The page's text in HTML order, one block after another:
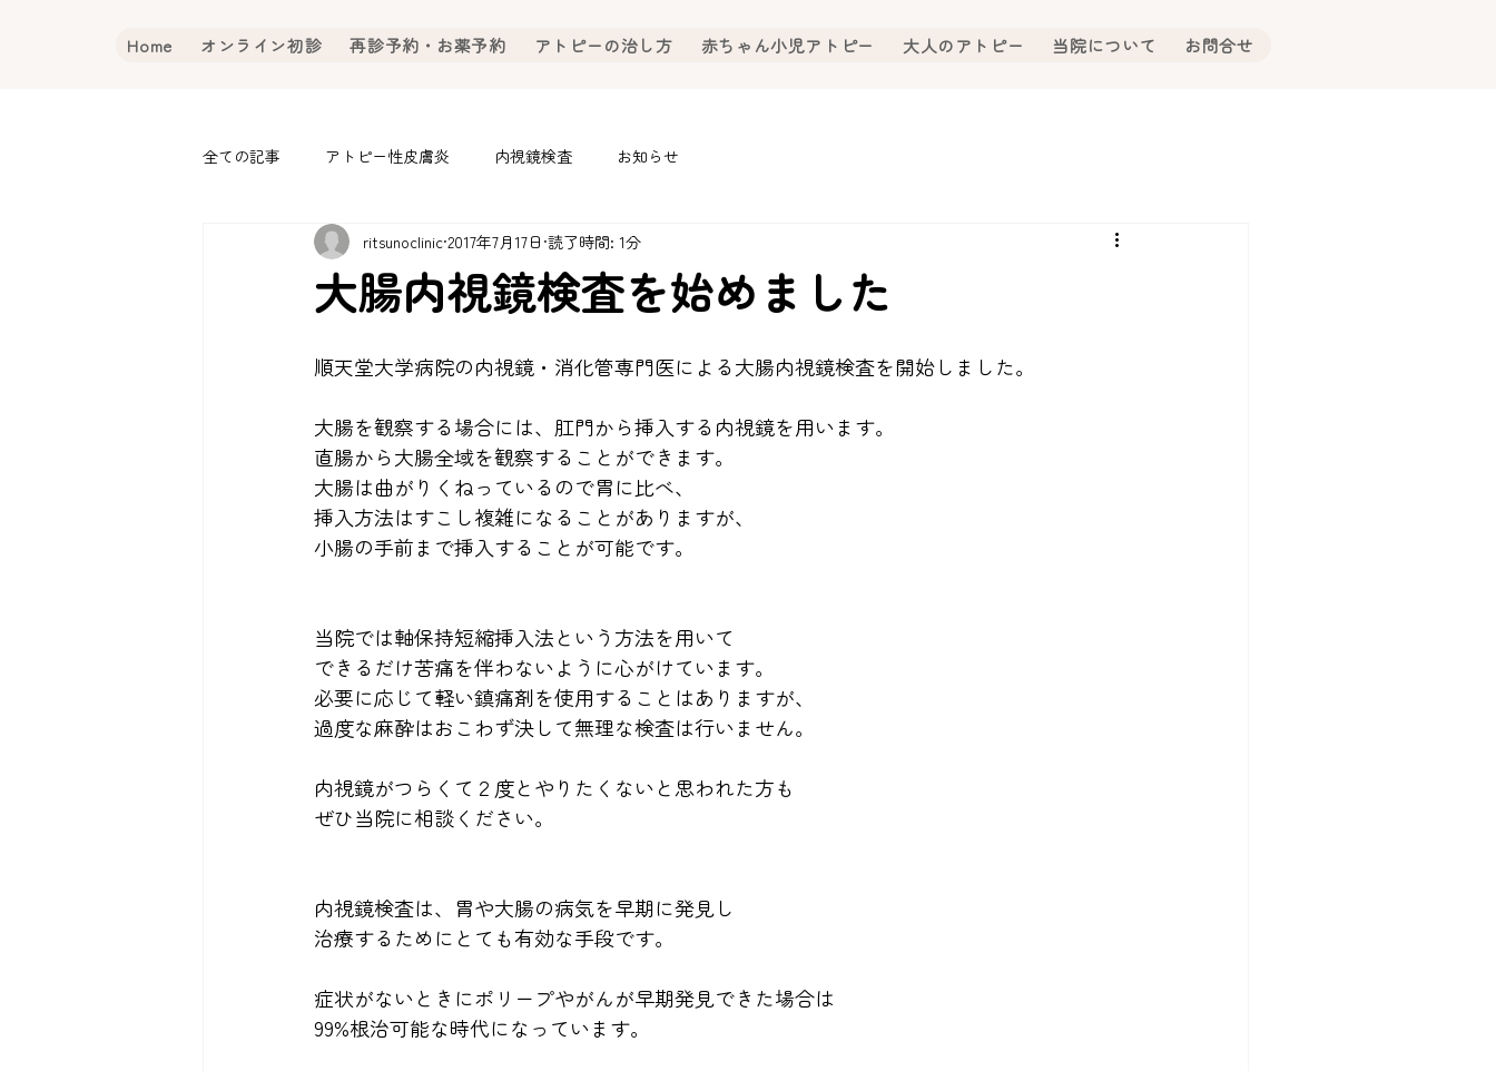
Home オンライン初診 再診予約・お薬予約 アトピーの治し方 赤ちゃん小児アトピー 大人のアトピー 当院について お問合せ
全ての記事 アトピー性皮膚炎 内視鏡検査 お知らせ
大腸内視鏡検査を始めました
ritsunoclinic 2017年7月17日 読了時間: 1分
順天堂大学病院の内視鏡・消化管専門医による大腸内視鏡検査を開始しました。
大腸を観察する場合には、肛門から挿入する内視鏡を用います。
直腸から大腸全域を観察することができます。
大腸は曲がりくねっているので胃に比べ、
挿入方法はすこし複雑になることがありますが、
小腸の手前まで挿入することが可能です。
当院では軸保持短縮挿入法という方法を用いて
できるだけ苦痛を伴わないように心がけています。
必要に応じて軽い鎮痛剤を使用することはありますが、
過度な麻酔はおこわず決して無理な検査は行いません。
内視鏡がつらくて２度とやりたくないと思われた方も
ぜひ当院に相談ください。
内視鏡検査は、胃や大腸の病気を早期に発見し
治療するためにとても有効な手段です。
症状がないときにポリープやがんが早期発見できた場合は
99%根治可能な時代になっています。